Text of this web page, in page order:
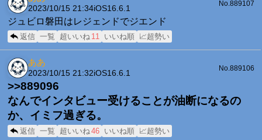
2023/10/15 21:34iOS16.6.1
No.889107
ジュビロ磐田はレジェンドでジエンド
返信 一覧 超いいね 11 いいね順 📈超勢い
ああ
2023/10/15 21:32iOS16.6.1
No.889106
>>889096
なんでインタビュー受けることが油断になるの
か、イミフ過ぎる。
返信 一覧 超いいね46 いいね順 📈超勢い